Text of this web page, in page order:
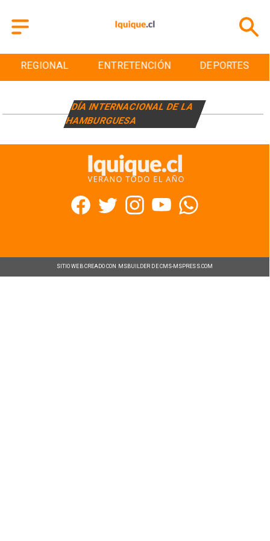
REGIONAL ENTRETENCIÓN DEPORTES
DÍA INTERNACIONAL DE LA
HAMBURGUESA
SITIO WEB CREADO CON MSBUILDER DE CMS-MSPRESS.COM